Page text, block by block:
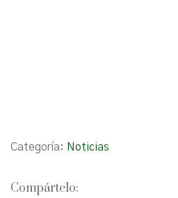
Categoría: Noticias
Compártelo: